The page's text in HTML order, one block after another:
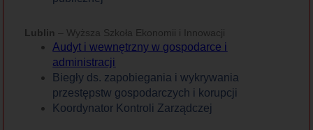
Lublin – Wyższa Szkoła Ekonomii i Innowacji
Audyt i wewnętrzny w gospodarce i
administracji
Biegły ds. zapobiegania i wykrywania
przestępstw gospodarczych i korupcji
Koordynator Kontroli Zarządczej